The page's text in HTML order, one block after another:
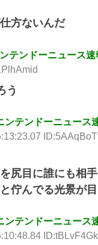
方ないんだ
テンドーニュース速
う
ンテンドーニュース
尻目に誰にも相
佇んでる光景が
ンテンドーニュース